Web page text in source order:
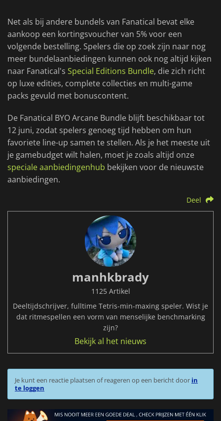
Net als bij andere bundels van Fanatical bevat elke
aankoop een kortingsvoucher van 5% voor een
volgende bestelling. Spelers die op zoek zijn naar nog
meer bundelaanbiedingen kunnen ook nog altijd kijken
naar Fanatical's Special Editions Bundle, die zich richt
op luxe edities, complete collecties en multi-game
packs gevuld met bonuscontent.
De Fanatical BYO Arcane Bundle blijft beschikbaar tot
12 juni, zodat spelers genoeg tijd hebben om hun
favoriete line-up samen te stellen. Als je het meeste uit
je gamebudget wilt halen, moet je zoals altijd onze
speciale aanbiedingenhub bekijken voor de nieuwste
aanbiedingen.
Deel
manhkbrady
1125 Artikel
Deeltijdschrijver, fulltime Tetris-min-maxing speler. Wist je
dat ritmespellen een vorm van menselijke benchmarking
zijn?
Bekijk al het nieuws
Je kunt een reactie plaatsen of reageren op een bericht door in
te loggen